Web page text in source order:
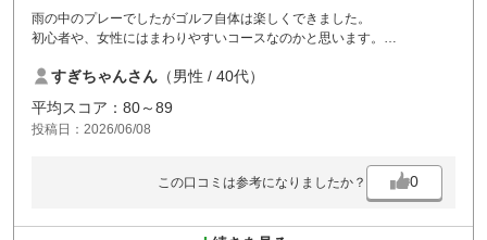
雨の中のプレーでしたがゴルフ自体は楽しくできました。
初心者や、女性にはまわりやすいコースなのかと思います。
海外のトーナメントコースかってくらい。今から刈り取るのかな？？
初心者や、女性には不向きと言うか打てないし、出せないと思います。
前の組の方がやたらとボール探しをしていて後ろから見ていたらイラっ
としましたが、実際にコースを回って見てなるほど…。
ラフに入ると間違いなくボールが見つかりません。それくらい深すぎ
けない状況はかなりイライラしたし、探す時間がかなり無駄でした。
すぎちゃんさん （男性 / 40代）
平均スコア：80～89
投稿日：2026/06/08
この口コミは参考になりましたか？ 0